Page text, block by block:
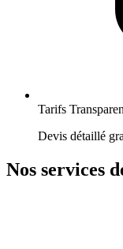
Tarifs
Devis détaillé
Nos services